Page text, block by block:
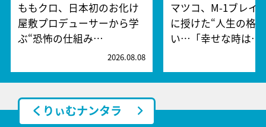
ももクロ、日本初のお化け
屋敷プロデューサーから学
ぶ“恐怖の仕組み…
2026.08.08
マツコ、M-1ブレイ
に授けた“人生の格
い…「幸せな時は…
くりぃむナンタラ